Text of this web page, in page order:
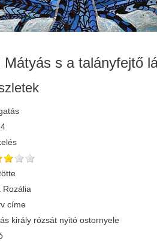
Mátyás s a talányfejtő
Rozália
címe
király rózsát nyitó ostornyele